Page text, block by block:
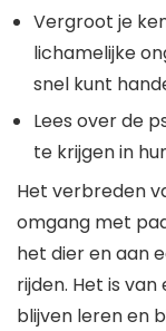
Vergroot je
lichamelijke
snel kunt
Lees over de
te krijgen in
Het verbreden
omgang met
het dier en aan
rijden. Het is
blijven leren en